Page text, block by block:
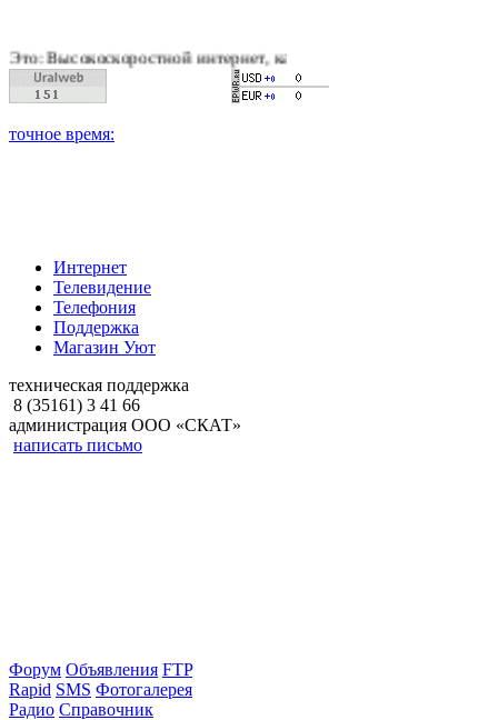
интернет, качественное цифровое и кабельное
Интернет
Телевидение
Телефония
Поддержка
Магазин Уют
техническая поддержка
8 (35161) 3 41 66
администрация ООО «СКАТ»
написать письмо
Форум Объявления FTP
Rapid SMS Фотогалерея
Радио Справочник